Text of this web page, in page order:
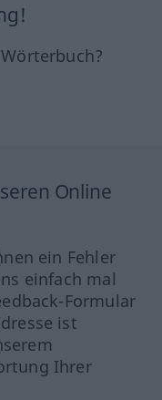
Online
ein Fehler
einfach mal
Formular
ist
Ihrer